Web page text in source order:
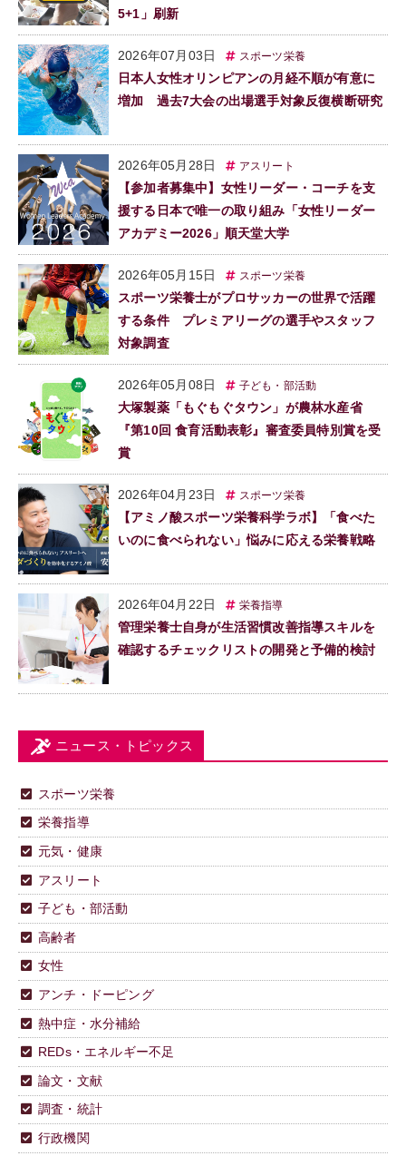
5+1」刷新
2026年07月03日 スポーツ栄養
日本人女性オリンピアンの月経不順が有意に
増加 過去7大会の出場選手対象反復横断研究
2026年05月28日 アスリート
【参加者募集中】女性リーダー・コーチを支
援する日本で唯一の取り組み「女性リーダー
アカデミー2026」順天堂大学
2026年05月15日 スポーツ栄養
スポーツ栄養士がプロサッカーの世界で活躍
する条件 プレミアリーグの選手やスタッフ
対象調査
2026年05月08日 子ども・部活動
大塚製薬「もぐもぐタウン」が農林水産省
『第10回 食育活動表彰』審査委員特別賞を受
賞
2026年04月23日 スポーツ栄養
【アミノ酸スポーツ栄養科学ラボ】「食べた
いのに食べられない」悩みに応える栄養戦略
2026年04月22日 栄養指導
管理栄養士自身が生活習慣改善指導スキルを
確認するチェックリストの開発と予備的検討
ニュース・トピックス
スポーツ栄養
栄養指導
元気・健康
アスリート
子ども・部活動
高齢者
女性
アンチ・ドーピング
熱中症・水分補給
REDs・エネルギー不足
論文・文献
調査・統計
行政機関